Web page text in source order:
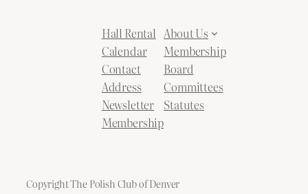
Hall Rental
Calendar
Contact
Address
Newsletter
Membership
About Us
Membership
Board
Committees
Statutes
Copyright The Polish Club of Denver